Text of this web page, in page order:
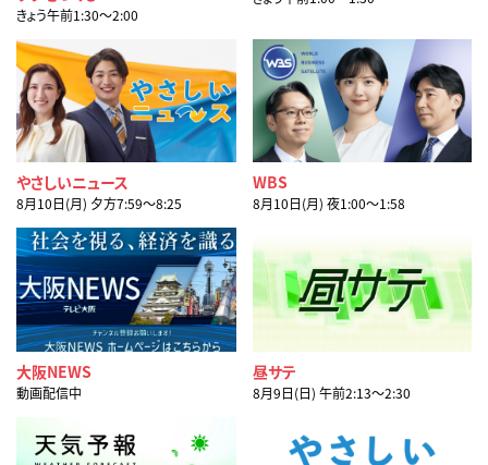
きょう午前1:30〜2:00
やさしいニュース
8月10日(月) 夕方7:59〜8:25
WBS
8月10日(月) 夜1:00〜1:58
大阪NEWS
動画配信中
昼サテ
8月9日(日) 午前2:13〜2:30